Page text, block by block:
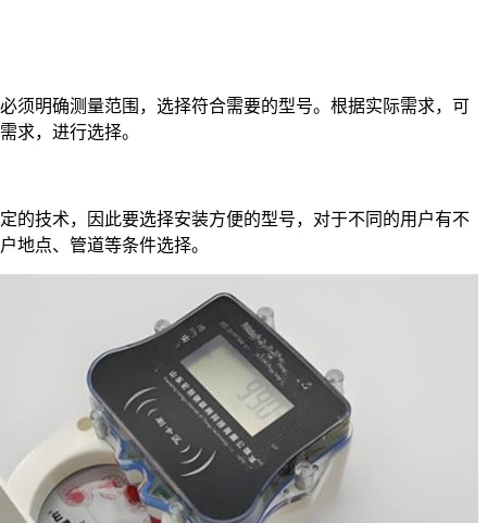
明确测量范围，选择符合需要的型号。根据实际需求，可
求，进行选择。
技术，因此要选择安装方便的型号，对于不同的用户有不
地点、管道等条件选择。